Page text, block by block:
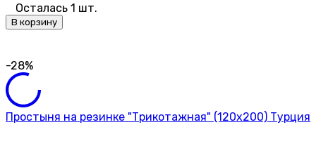
Осталась 1 шт.
В корзину
-28%
Простыня на резинке "Трикотажная" (120х200) Турция